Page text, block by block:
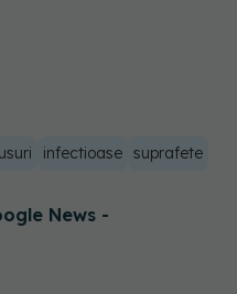
infectioase suprafete
News -